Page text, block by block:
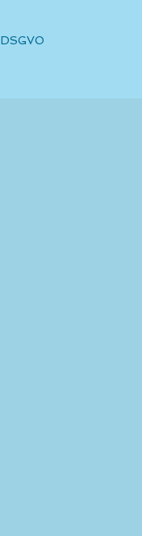
DSGVO